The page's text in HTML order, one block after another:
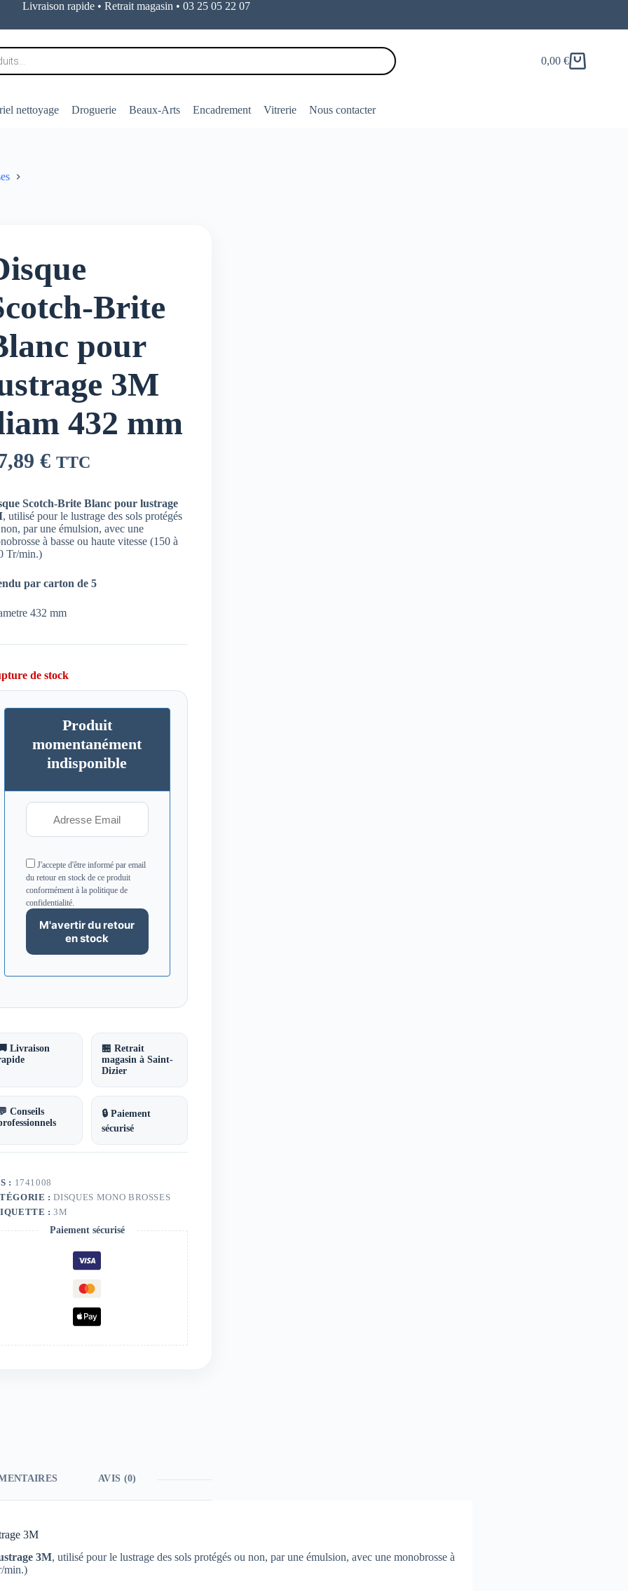
Livraison rapide • Retrait magasin • 03 25 05 22 07
Panier
0,00 €
nettoyage Droguerie Beaux-Arts Encadrement Vitrerie Nous contacter
Brite
pour
3M
432 mm
€ TTC
Scotch-Brite Blanc pour lustrage
, utilisé pour le lustrage des sols protégés
par une émulsion, avec une
à basse ou haute vitesse (150 à
Tr/min.)
par carton de 5
432 mm
de stock
Produit
momentanément
indisponible
J'accepte d'être informé par email
du retour en stock de ce produit
conformément à la politique de
confidentialité.
Livraison
🏪 Retrait
magasin à Saint-
Dizier
Conseils
🔒 Paiement
sécurisé
: 1741008
:DISQUES MONO BROSSES
:3M
Paiement sécurisé
AVIS (0)
3M
3M, utilisé pour le lustrage des sols protégés ou non, par une émulsion, avec une monobrosse à
min.)